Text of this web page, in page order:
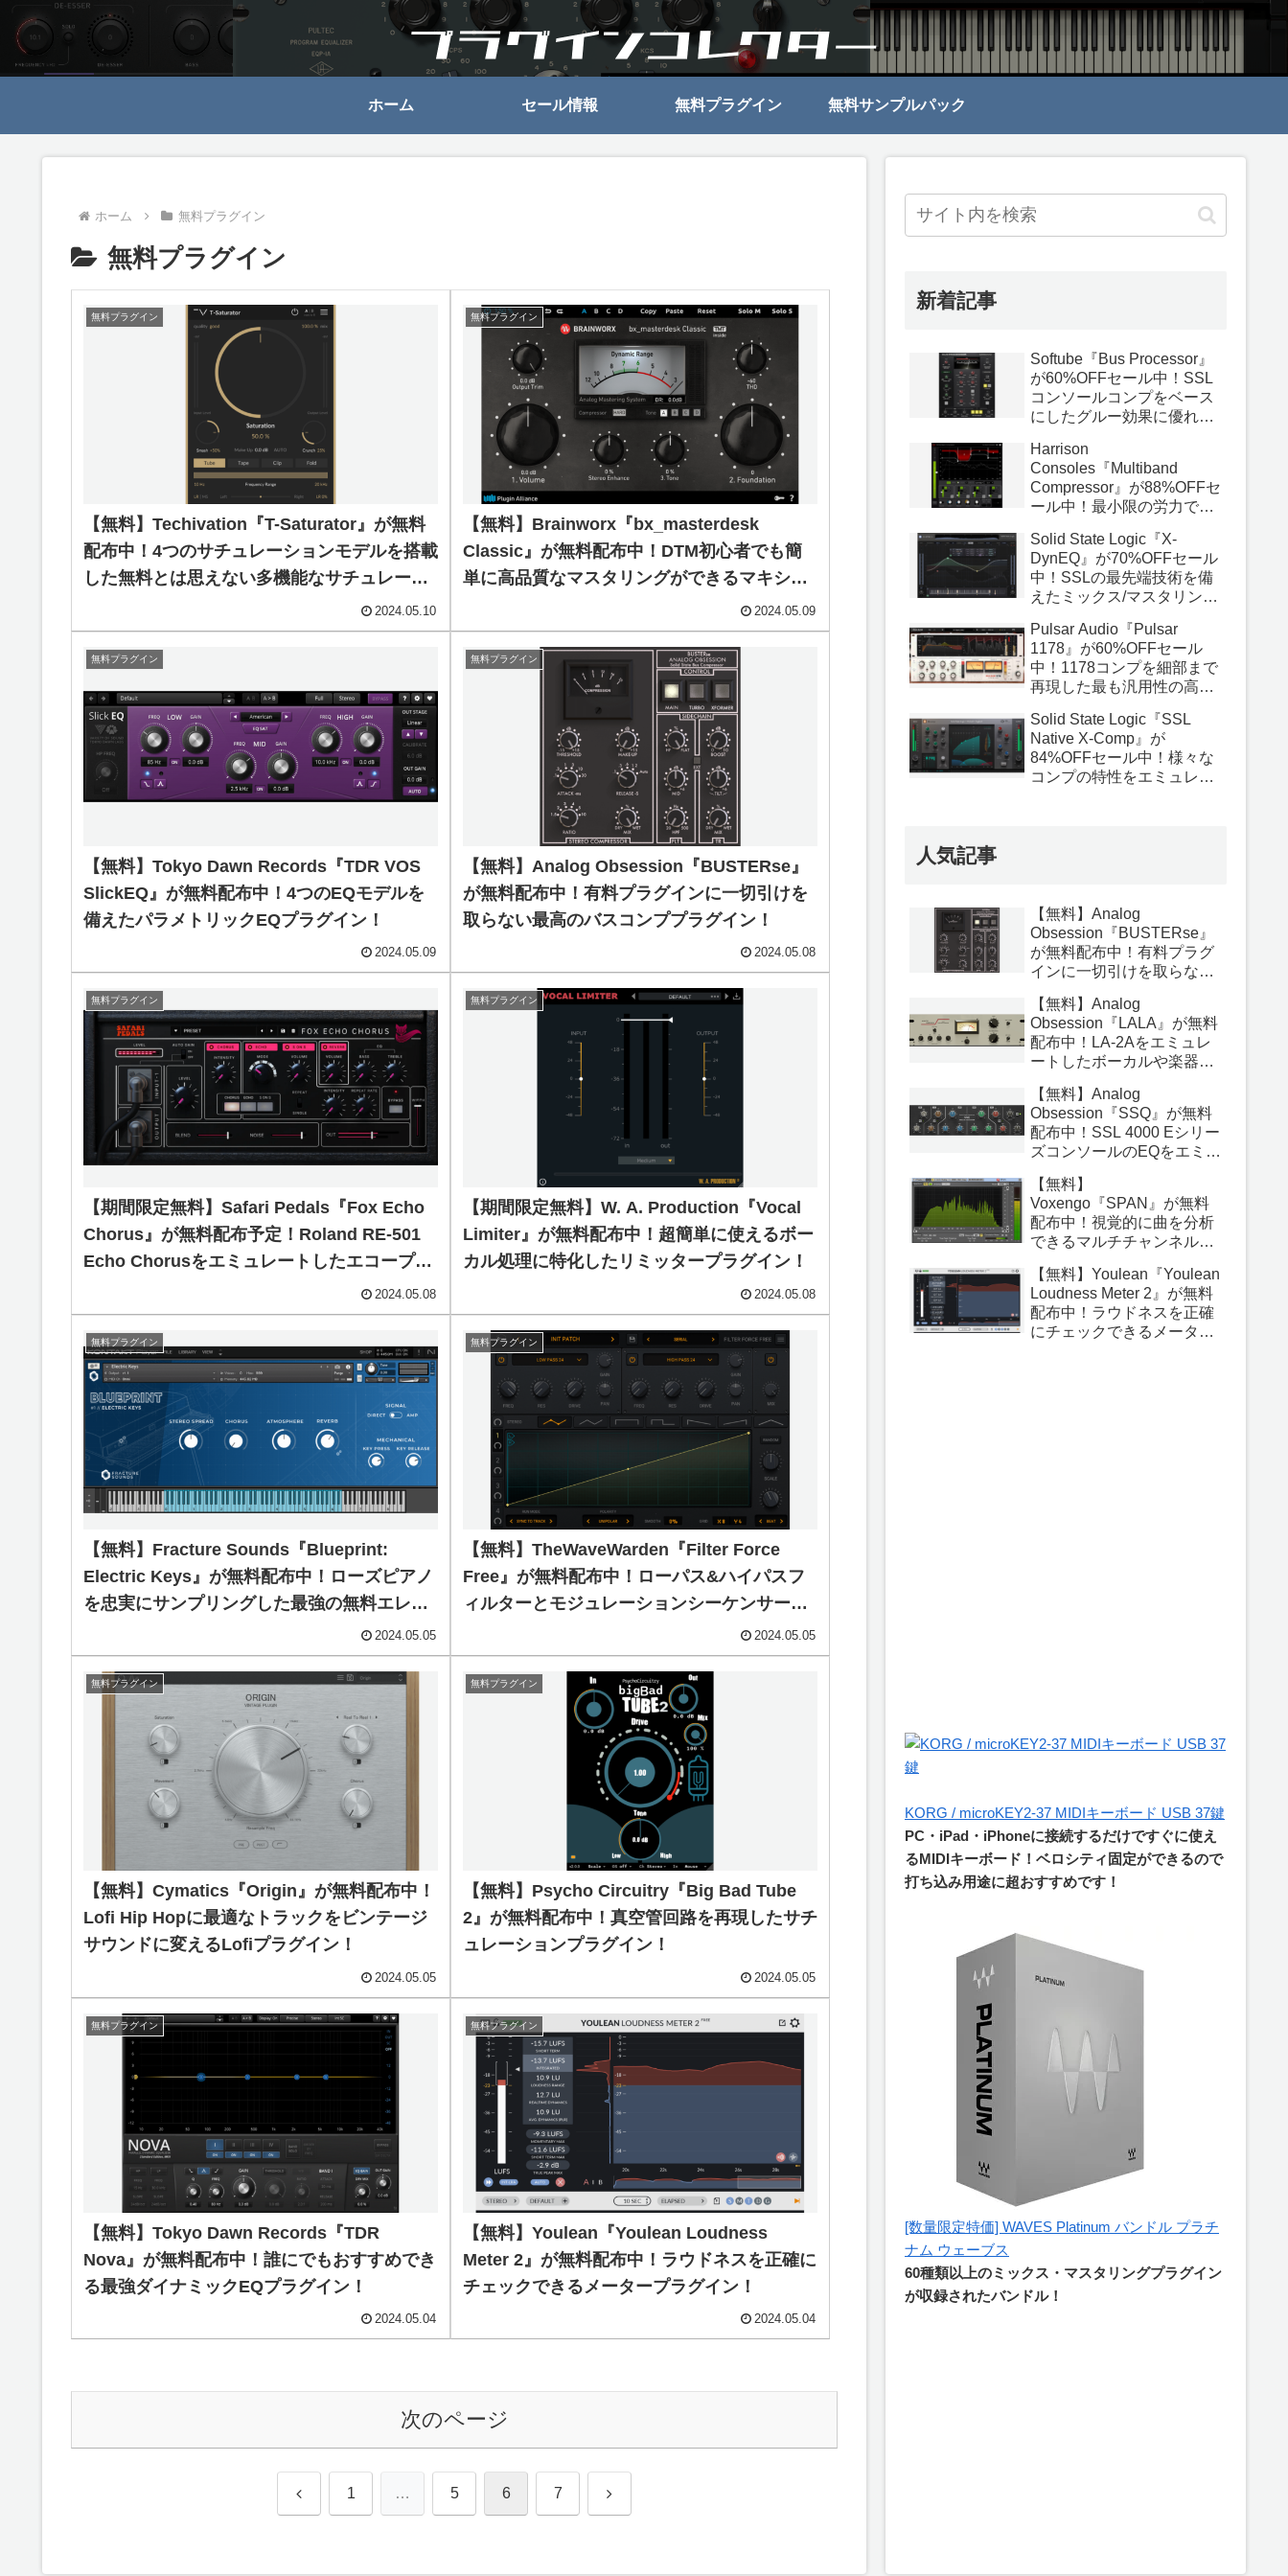
ホーム セール情報 無料プラグイン 無料サンプルパック
ホーム 無料プラグイン
無料プラグイン
無料プラグイン
【無料】Techivation『T-Saturator』が無料
配布中！4つのサチュレーションモデルを搭載
した無料とは思えない多機能なサチュレーシ
2024.05.10
無料プラグイン
【無料】Brainworx『bx_masterdesk
Classic』が無料配布中！DTM初心者でも簡
単に高品質なマスタリングができるマキシマ
2024.05.09
無料プラグイン
【無料】Tokyo Dawn Records『TDR VOS
SlickEQ』が無料配布中！4つのEQモデルを
備えたパラメトリックEQプラグイン！
2024.05.09
無料プラグイン
【無料】Analog Obsession『BUSTERse』
が無料配布中！有料プラグインに一切引けを
取らない最高のバスコンププラグイン！
2024.05.08
無料プラグイン
【期間限定無料】Safari Pedals『Fox Echo
Chorus』が無料配布予定！Roland RE-501
Echo Chorusをエミュレートしたエコープラ
2024.05.08
無料プラグイン
【期間限定無料】W. A. Production『Vocal
Limiter』が無料配布中！超簡単に使えるボー
カル処理に特化したリミッタープラグイン！
2024.05.08
無料プラグイン
【無料】Fracture Sounds『Blueprint:
Electric Keys』が無料配布中！ローズピアノ
を忠実にサンプリングした最強の無料エレピ
2024.05.05
無料プラグイン
【無料】TheWaveWarden『Filter Force
Free』が無料配布中！ローパス&ハイパスフ
ィルターとモジュレーションシーケンサーを
2024.05.05
無料プラグイン
【無料】Cymatics『Origin』が無料配布中！
Lofi Hip Hopに最適なトラックをビンテージ
サウンドに変えるLofiプラグイン！
2024.05.05
無料プラグイン
【無料】Psycho Circuitry『Big Bad Tube
2』が無料配布中！真空管回路を再現したサチ
ュレーションプラグイン！
2024.05.05
無料プラグイン
【無料】Tokyo Dawn Records『TDR
Nova』が無料配布中！誰にでもおすすめでき
る最強ダイナミックEQプラグイン！
2024.05.04
無料プラグイン
【無料】Youlean『Youlean Loudness
Meter 2』が無料配布中！ラウドネスを正確に
チェックできるメータープラグイン！
2024.05.04
次のページ
前 1 … 5 6 7 次
新着記事
Softube『Bus Processor』
が60%OFFセール中！SSL
コンソールコンプをベース
にしたグルー効果に優れて
プラグイン！
Harrison
Consoles『Multiband
Compressor』が88%OFFセ
ール中！最小限の労力でプ
うに設計されたマルチバン
ドコンププラグイン！
Solid State Logic『X-
DynEQ』が70%OFFセール
中！SSLの最先端技術を備
えたミックス/マスタリング
クEQプラグイン！
Pulsar Audio『Pulsar
1178』が60%OFFセール
中！1178コンプを細部まで
再現した最も汎用性の高い
Solid State Logic『SSL
Native X-Comp』が
84%OFFセール中！様々な
コンプの特性をエミュレー
人気記事
【無料】Analog
Obsession『BUSTERse』
が無料配布中！有料プラグ
インに一切引けを取らない
ン！
【無料】Analog
Obsession『LALA』が無料
配布中！LA-2Aをエミュレ
ートしたボーカルや楽器を
OPTコンプレッサープラグ
イン！
【無料】Analog
Obsession『SSQ』が無料
配布中！SSL 4000 Eシリー
ズコンソールのEQをエミュ
いアナログEQプラグイン！
【無料】
Voxengo『SPAN』が無料
配布中！視覚的に曲を分析
できるマルチチャンネル対
ラグイン！
【無料】Youlean『Youlean
Loudness Meter 2』が無料
配布中！ラウドネスを正確
にチェックできるメーター
KORG / microKEY2-37 MIDIキーボード USB 37鍵
PC・iPad・iPhoneに接続するだけですぐに使え
るMIDIキーボード！ベロシティ固定ができるので
打ち込み用途に超おすすめです！
[数量限定特価] WAVES Platinum バンドル プラチ
ナム ウェーブス
60種類以上のミックス・マスタリングプラグイン
が収録されたバンドル！